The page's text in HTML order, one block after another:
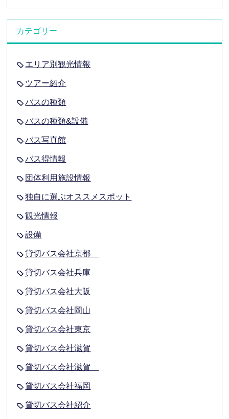
カテゴリー
エリア別観光情報
ツアー紹介
バスの種類
バスの種類&設備
バス写真館
バス得情報
団体利用施設情報
独自に選ぶオススメスポット
観光情報
設備
貸切バス会社京都
貸切バス会社兵庫
貸切バス会社大阪
貸切バス会社岡山
貸切バス会社東京
貸切バス会社滋賀
貸切バス会社滋賀
貸切バス会社福岡
貸切バス会社紹介